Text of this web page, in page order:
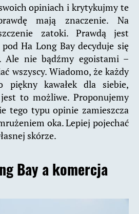
opiniach i krytykujmy te
mają znaczenie. Na
zatoki. Prawdą jest
Ha Long Bay decyduje się
Ale nie bądźmy egoistami –
wszyscy. Wiadomo, że każdy
piękny kawałek dla siebie,
to możliwe. Proponujemy
tego typu opinie zamieszcza
oka. Lepiej pojechać
skórze.
Bay a komercja